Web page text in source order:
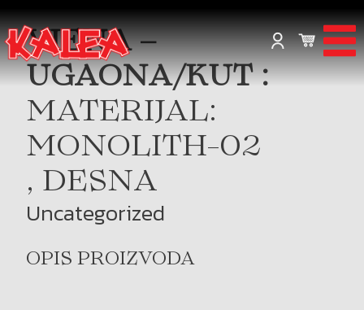
VIENA –
UGAONA/KUT :
MATERIJAL:
MONOLITH-02
, DESNA
Uncategorized
OPIS PROIZVODA